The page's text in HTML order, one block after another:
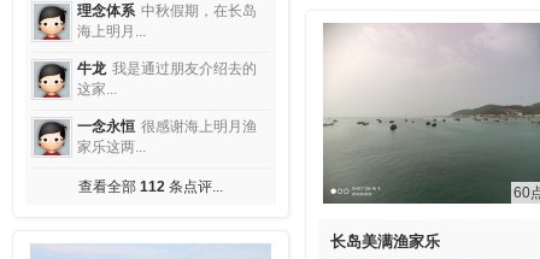
理念体系 中秋假期，在长岛
海上明月...
牛龙 我是通过朋友介绍去的
这家...
一念永恒 很感谢海上明月渔
家乐这两...
查看全部 112 条点评... 60
长岛美满渔家乐